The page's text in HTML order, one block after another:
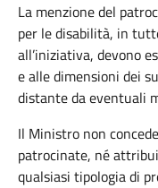
La menzione del
per le disabilità, in
all’iniziativa, devono
e alle dimensioni dei
distante da eventuali
Il Ministro non
patrocinate, né
qualsiasi tipologia di